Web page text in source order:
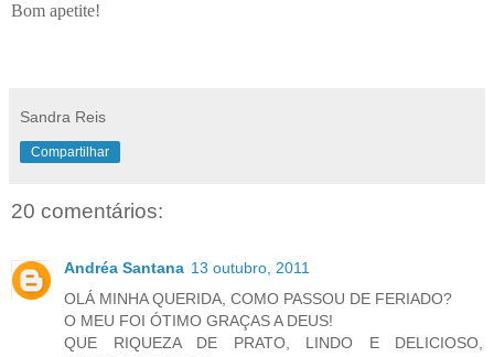
Bom apetite!
Sandra Reis
Compartilhar
20 comentários:
Andréa Santana 13 outubro, 2011
OLÁ MINHA QUERIDA, COMO PASSOU DE FERIADO?
O MEU FOI ÓTIMO GRAÇAS A DEUS!
QUE RIQUEZA DE PRATO, LINDO E DELICIOSO,